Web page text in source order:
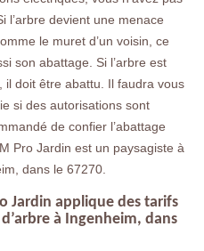
l’arbre devient une menace
le muret d’un voisin, ce
son abattage. Si l’arbre est
il doit être abattu. Il faudra vous
si des autorisations sont
de confier l’abattage
Pro Jardin est un paysagiste à
dans le 67270.
Jardin applique des tarifs
à Ingenheim, dans